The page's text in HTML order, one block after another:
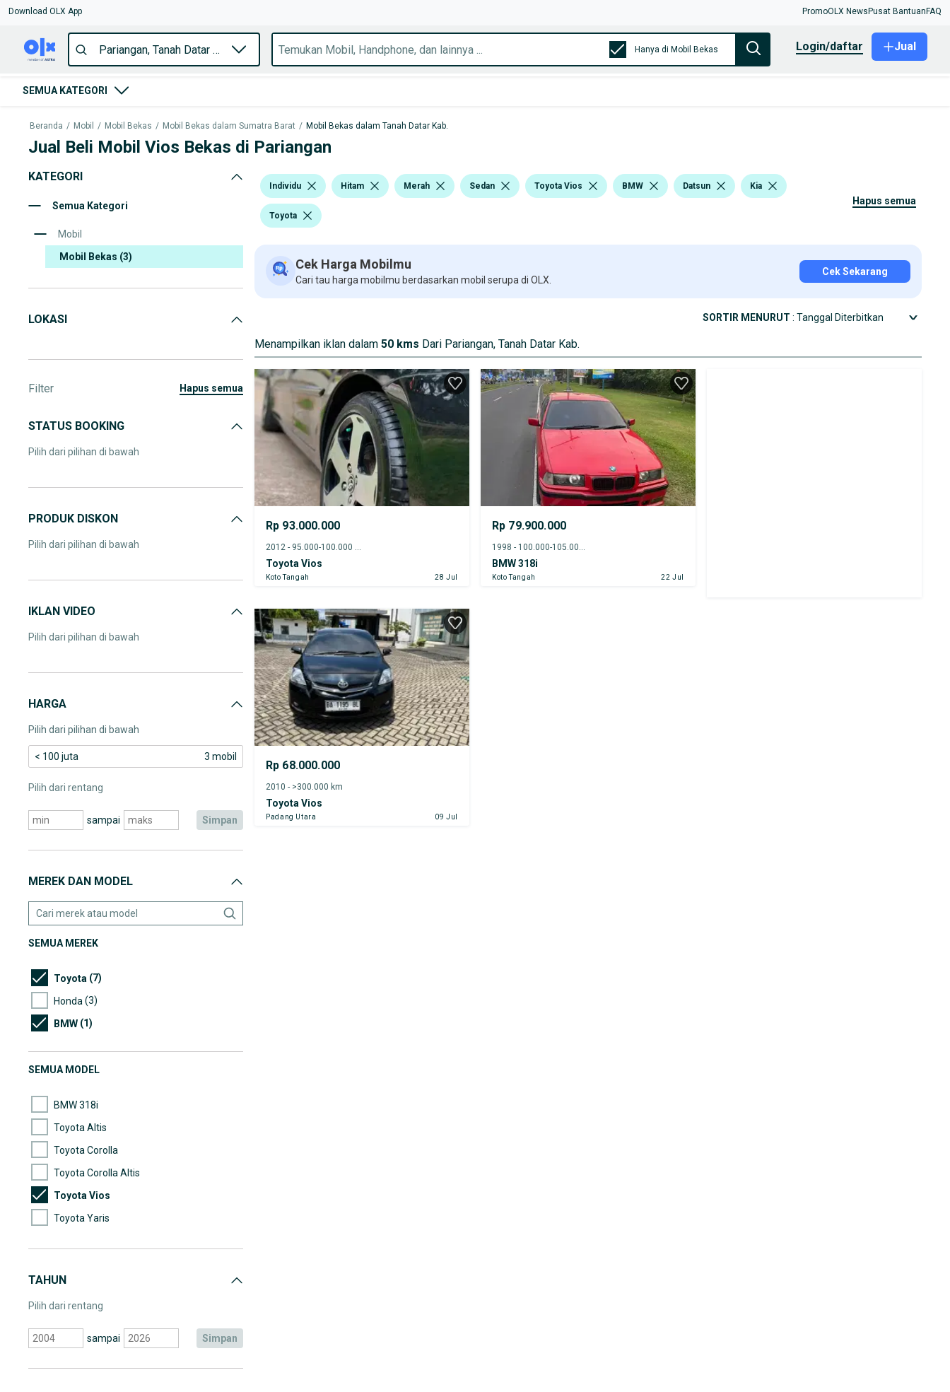
Download OLX App PromoOLX News Pusat Bantuan FAQ
Hanya di Mobil Bekas login/daftar Jual
SEMUA KATEGORI
Beranda / Mobil / Mobil Bekas / Mobil Bekas dalam Sumatra Barat / Mobil Bekas dalam Tanah Datar Kab.
Jual Beli Mobil Vios Bekas di Pariangan
KATEGORI
Semua Kategori
Mobil
Mobil Bekas (3)
LOKASI
Filter hapus semua
STATUS BOOKING
Pilih dari pilihan di bawah
PRODUK DISKON
Pilih dari pilihan di bawah
IKLAN VIDEO
Pilih dari pilihan di bawah
HARGA
Pilih dari pilihan di bawah
< 100 juta 3 mobil
Pilih dari rentang
sampai simpan
MEREK DAN MODEL
SEMUA MEREK
Toyota (7)
Honda (3)
BMW (1)
SEMUA MODEL
BMW 318i
Toyota Altis
Toyota Corolla
Toyota Corolla Altis
Toyota Vios
Toyota Yaris
TAHUN
Pilih dari rentang
sampai simpan
Individu Hitam Merah Sedan Toyota Vios BMW Datsun Kia
Toyota
hapus semua
Cek Harga Mobilmu
Cari tau harga mobilmu berdasarkan mobil serupa di OLX.
Cek Sekarang
SORTIR MENURUT : Tanggal Diterbitkan
Menampilkan iklan dalam 50 kms Dari Pariangan, Tanah Datar Kab.
Rp 93.000.000
Toyota Vios
Koto Tangah 28 Jul
Rp 79.900.000
BMW 318i
Koto Tangah 22 Jul
Rp 68.000.000
2010 - >300.000 km
Toyota Vios
Padang Utara 09 Jul